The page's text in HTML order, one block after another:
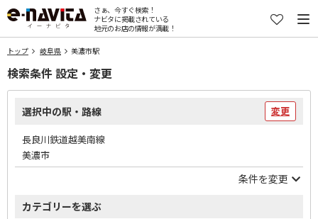
さぁ、今すぐ検索！
ナビタに掲載されている
地元のお店の情報が満載！
トップ 岐阜県 美濃市駅
検索条件 設定・変更
選択中の駅・路線 変更
長良川鉄道越美南線
美濃市
条件を変更
カテゴリーを選ぶ